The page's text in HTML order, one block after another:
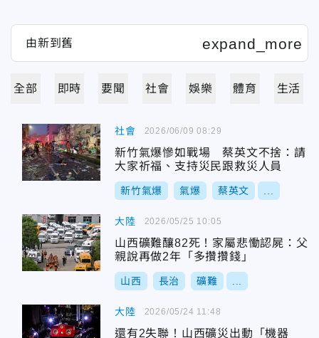
全部 即時 要聞 社會 娛樂 體育 生活
社會
新竹氣爆慘如戰場 蔡英文不捨：請
大家祈福、支持災民跟救災人員
新竹氣爆 氣爆 蔡英文
2026/06/09 08:29
大陸
山西礦難釀82死！家屬悲慟認屍：父
親說再做2年「多攢攢錢」
山西 長治 礦難
2026/05/25 10:05
大陸
還有2失聯！山西礦災出動「機器
2026/05/24 11:48